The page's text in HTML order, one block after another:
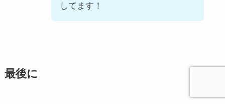
してます！
最後に